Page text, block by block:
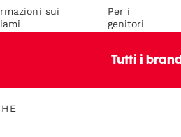
sui
Per i
genitori
Tutti i brand